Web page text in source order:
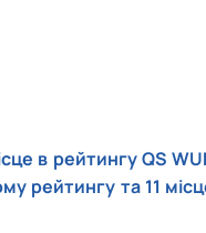
в рейтингу QS
рейтингу та 11